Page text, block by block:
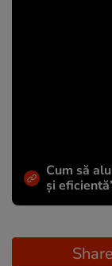
Cum să
și
Share